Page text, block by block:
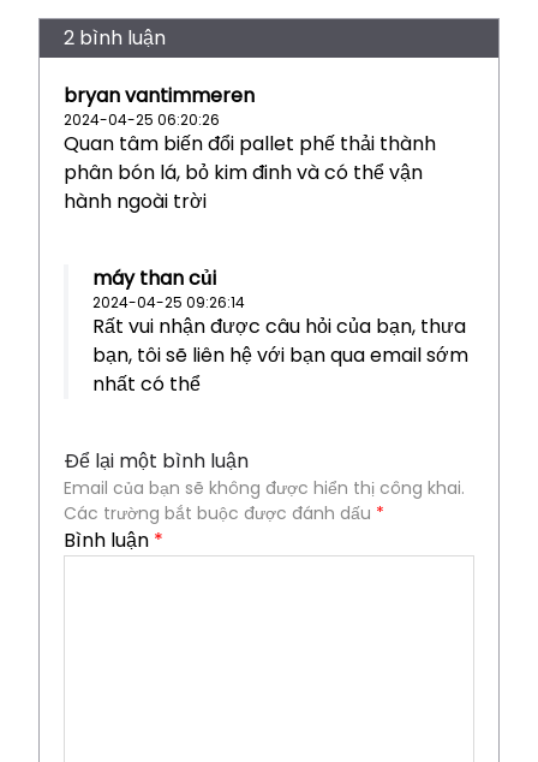
2 bình luận
bryan vantimmeren
2024-04-25 06:20:26
Quan tâm biến đổi pallet phế thải thành
phân bón lá, bỏ kim đinh và có thể vận
hành ngoài trời
máy than củi
2024-04-25 09:26:14
Rất vui nhận được câu hỏi của bạn, thưa
bạn, tôi sẽ liên hệ với bạn qua email sớm
nhất có thể
Để lại một bình luận
Email của bạn sẽ không được hiển thị công khai.
Các trường bắt buộc được đánh dấu *
Bình luận *